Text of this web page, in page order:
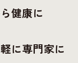
健康に
に専門家に